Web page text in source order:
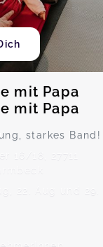
mit Papa
mit Papa
starkes Band!
16/18, 27711
22. Aug und 29.